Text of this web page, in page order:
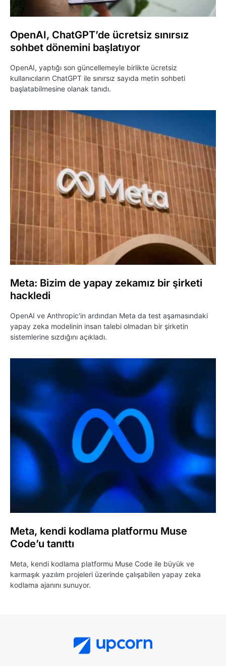
OpenAI, ChatGPT’de ücretsiz sınırsız
sohbet dönemini başlatıyor
OpenAI, yaptığı son güncellemeyle birlikte ücretsiz
kullanıcıların ChatGPT ile sınırsız sayıda metin sohbeti
başlatabilmesine olanak tanıdı.
Meta: Bizim de yapay zekamız bir şirketi
hackledi
OpenAI ve Anthropic'in ardından Meta da test aşamasındaki
yapay zeka modelinin insan talebi olmadan bir şirketin
sistemlerine sızdığını açıkladı.
Meta, kendi kodlama platformu Muse
Code’u tanıttı
Meta, kendi kodlama platformu Muse Code ile büyük ve
karmaşık yazılım projeleri üzerinde çalışabilen yapay zeka
kodlama ajanını sunuyor.